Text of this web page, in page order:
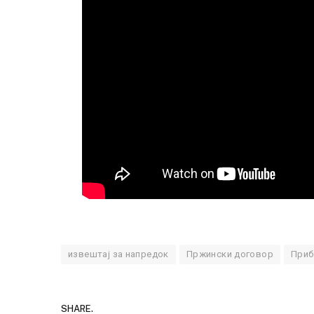
извештај за напредок Пржински договор
SHARE.